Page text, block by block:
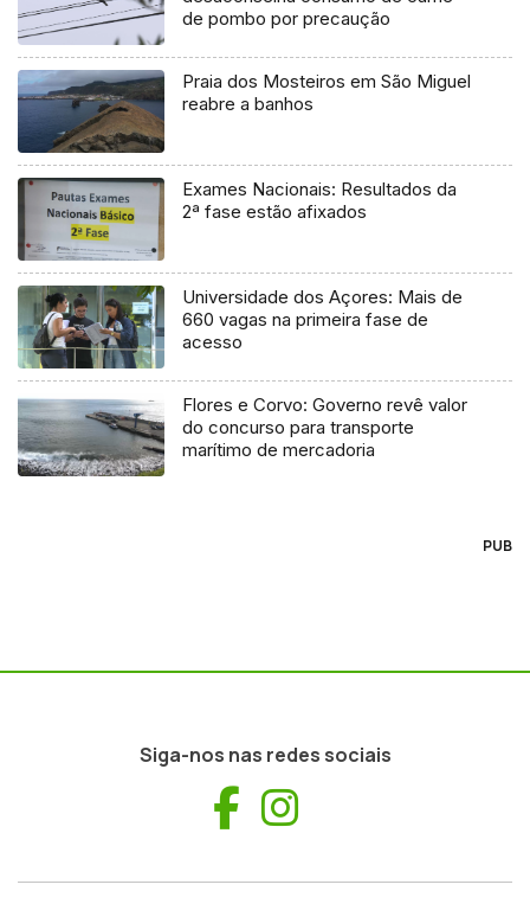
de pombo por precaução
Praia dos Mosteiros em São Miguel
reabre a banhos
Exames Nacionais: Resultados da
2ª fase estão afixados
Universidade dos Açores: Mais de
660 vagas na primeira fase de
acesso
Flores e Corvo: Governo revê valor
do concurso para transporte
marítimo de mercadoria
PUB
Siga-nos nas redes sociais
Facebook